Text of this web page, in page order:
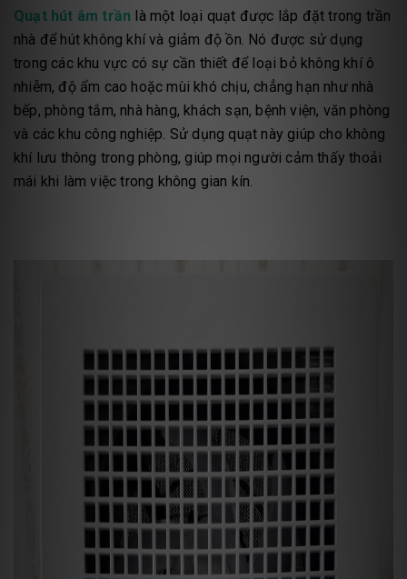
Quạt hút âm trần là một loại quạt được lắp đặt trong trần
nhà để hút không khí và giảm độ ồn. Nó được sử dụng
trong các khu vực có sự cần thiết để loại bỏ không khí ô
nhiễm, độ ẩm cao hoặc mùi khó chịu, chẳng hạn như nhà
bếp, phòng tắm, nhà hàng, khách sạn, bệnh viện, văn phòng
và các khu công nghiệp. Sử dụng quạt này giúp cho không
khí lưu thông trong phòng, giúp mọi người cảm thấy thoải
mái khi làm việc trong không gian kín.